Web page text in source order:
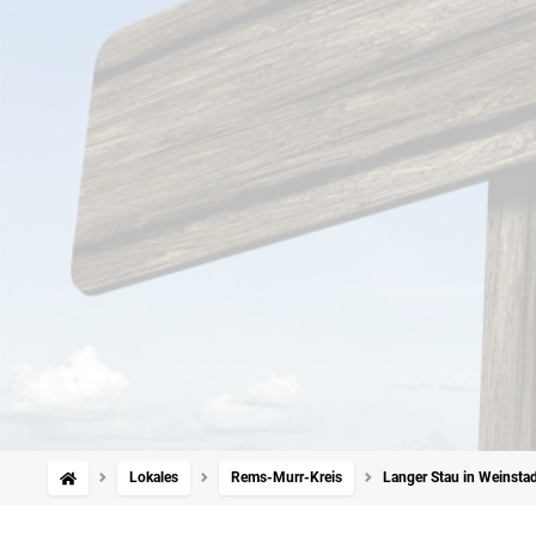
Lokales Rems-Murr-Kreis Langer Stau in